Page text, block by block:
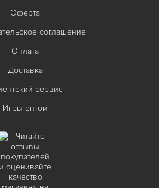
Оферта
соглашение
Оплата
Доставка
сервис
Игры оптом